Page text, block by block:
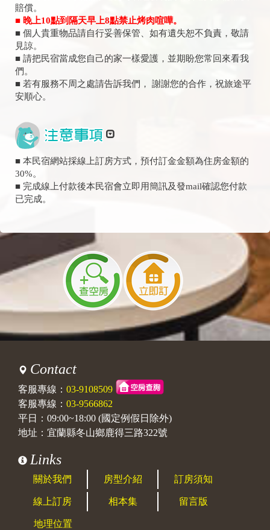
賠償。
■ 晚上10點到隔天早上8點禁止烤肉喧嘩。
■ 個人貴重物品請自行妥善保管、如有遺失恕不負責，敬請
見諒。
■ 請把民宿當成您自己的家一樣愛護，並期盼您常回來看我
們。
■ 若有服務不周之處請告訴我們， 謝謝您的合作，祝旅途平
安順心。
■ 本民宿網站採線上訂房方式，預付訂金金額為住房金額的
30%。
■ 完成線上付款後本民宿會立即用簡訊及發mail確認您付款
已完成。
Contact
客服專線： 03-9108509
客服專線： 03-9566862
平日：09:00~18:00 (國定例假日除外)
地址：宜蘭縣冬山鄉鹿得三路322號
Links
關於我們 房型介紹 訂房須知
線上訂房 相本集 留言版
地理位置